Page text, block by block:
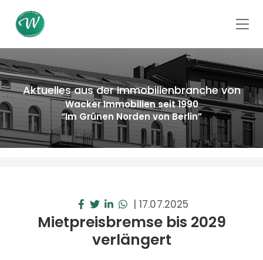
Aktuelles aus der Immobilienbranche von
Wacker Immobilien seit 1990
“Im Grünen Norden von Berlin”
| 17.07.2025
Mietpreisbremse bis 2029
verlängert